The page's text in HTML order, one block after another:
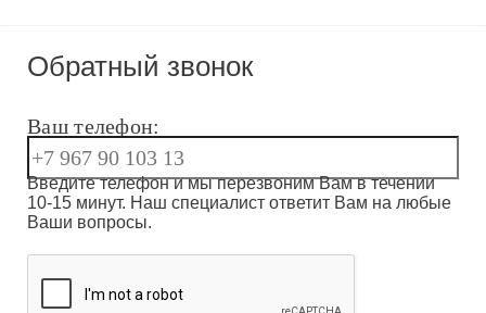
Обратный звонок
Ваш телефон:
Введите телефон и мы перезвоним Вам в течении
10-15 минут. Наш специалист ответит Вам на любые
Ваши вопросы.